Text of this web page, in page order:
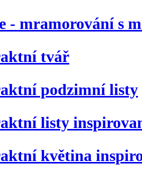
- mramorování s
tvář
podzimní listy
listy
květina